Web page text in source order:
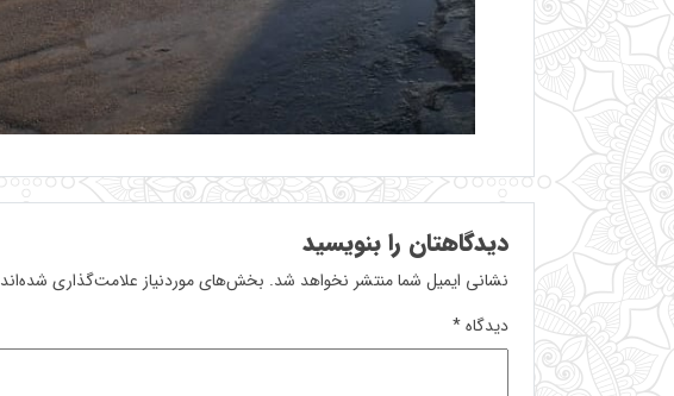
دیدگاهتان را بنویسید
نشانی ایمیل شما منتشر نخواهد شد. بخش‌های موردنیاز علامت‌گذاری شده‌اند
دیدگاه*